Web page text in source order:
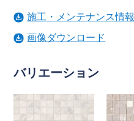
施工・メンテナンス情報
画像ダウンロード
バリエーション